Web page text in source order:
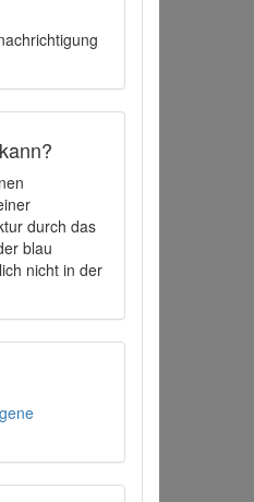
durch das
blau
nicht in der